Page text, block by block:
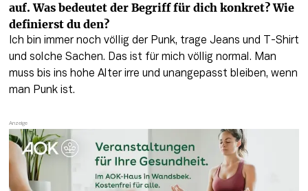
auf. Was bedeutet der Begriff für dich konkret? Wie
definierst du den?
Ich bin immer noch völlig der Punk, trage Jeans und T-Shirt
und solche Sachen. Das ist für mich völlig normal. Man
muss bis ins hohe Alter irre und unangepasst bleiben, wenn
man Punk ist.